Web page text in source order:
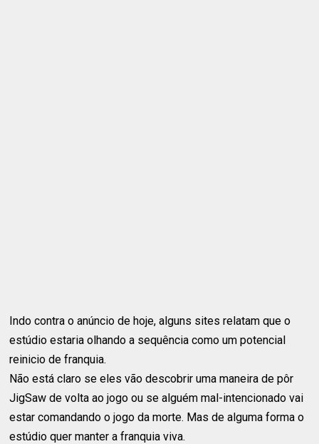
Indo contra o anúncio de hoje, alguns sites relatam que o
estúdio estaria olhando a sequência como um potencial
reinicio de franquia.
Não está claro se eles vão descobrir uma maneira de pôr
JigSaw de volta ao jogo ou se alguém mal-intencionado vai
estar comandando o jogo da morte. Mas de alguma forma o
estúdio quer manter a franquia viva.